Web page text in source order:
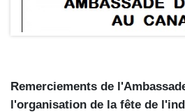
Remerciements de
l'organisation de la fête de